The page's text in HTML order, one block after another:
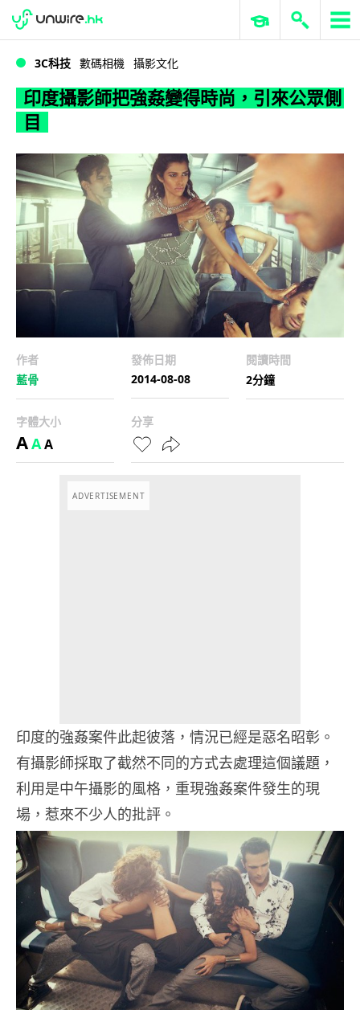
印度攝影師把強姦變得時尚，引來公眾側目
WWDC 2026 ERP 與商業 AI
3C科技 數碼相機 攝影文化
印度攝影師把強姦變得時尚，引來公眾側
目
作者
藍骨
發佈日期
2014-08-08
閱讀時間
2分鐘
字體大小
AAA
分享
ADVERTISEMENT
印度的強姦案件此起彼落，情況已經是惡名昭彰。
有攝影師採取了截然不同的方式去處理這個議題，
利用是中午攝影的風格，重現強姦案件發生的現
場，惹來不少人的批評。